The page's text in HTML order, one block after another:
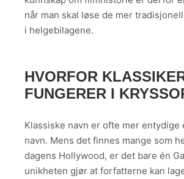
når man skal løse de mer
i helgebilagene.
HVORFOR
FUNGERER I
Klassiske navn er ofte mer entydige
navn. Mens det finnes mange som
dagens Hollywood, er det bare én
unikheten gjør at forfatterne kan